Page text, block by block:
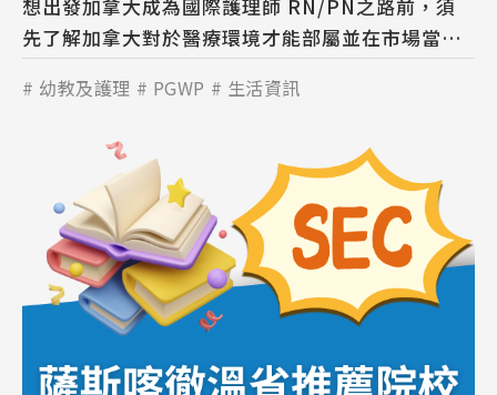
熱門搜尋：
加拿大RO
Pathway
Program 課程選擇
想出發加拿大成為國際護理師 RN/PN之路前，須
先了解加拿大對於醫療環境才能部屬並在市場當中
搶占先機。
幼教及護理 PGWP 生活資訊